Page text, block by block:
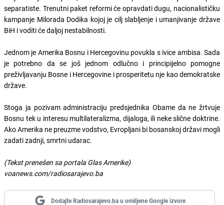
separatiste. Trenutni paket reformi će opravdati dugu, nacionalističku
kampanje Milorada Dodika kojoj je cilj slabljenje i umanjivanje države
BiH i voditi će daljoj nestabilnosti.
Jednom je Amerika Bosnu i Hercegovinu povukla s ivice ambisa. Sada
je potrebno da se još jednom odlučno i principijelno pomogne
preživljavanju Bosne i Hercegovine i prosperitetu nje kao demokratske
države.
Stoga ja pozivam administraciju predsjednika Obame da ne žrtvuje
Bosnu tek u interesu multilateralizma, dijaloga, ili neke slične doktrine.
Ako Amerika ne preuzme vodstvo, Evropljani bi bosanskoj državi mogli
zadati zadnji, smrtni udarac.
(Tekst prenešen sa portala Glas Amerike)
voanews.com/radiosarajevo.ba
Dodajte Radiosarajevo.ba u omiljene Google izvore